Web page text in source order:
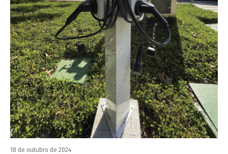
18 de outubro de 2024